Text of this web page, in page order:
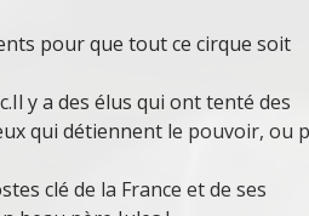
pour que tout ce cirque soit
y a des élus qui ont tenté des
qui détiennent le pouvoir, ou
clé de la France et de ses